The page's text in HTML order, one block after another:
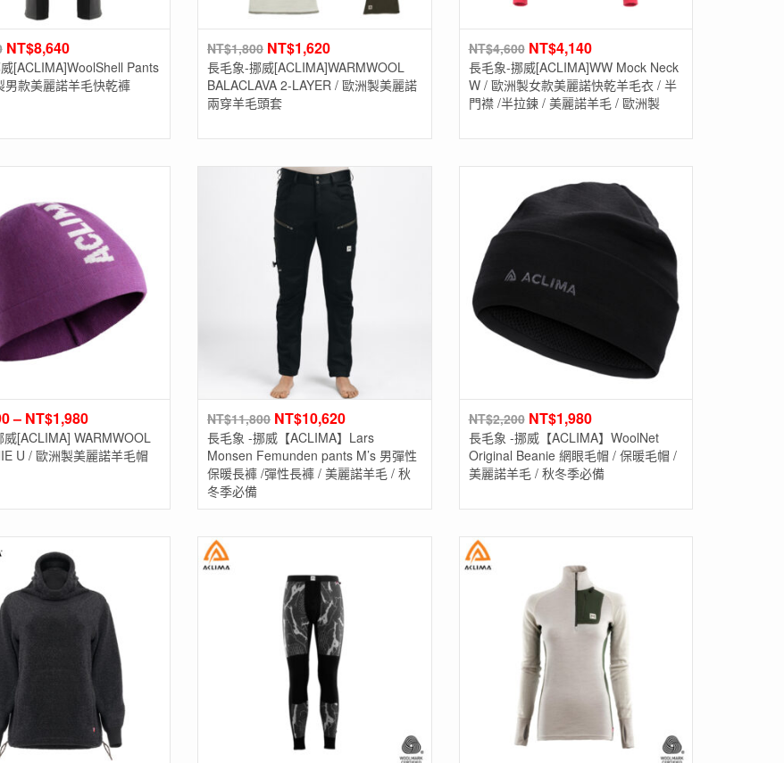
NT$8,640
[ACLIMA]WoolShell Pants
男款美麗諾羊毛快乾褲
NT$1,800 NT$1,620
長毛象-挪威[ACLIMA]WARMWOOL
BALACLAVA 2-LAYER / 歐洲製美麗諾
兩穿羊毛頭套
NT$4,600 NT$4,140
長毛象-挪威[ACLIMA]WW Mock Neck
W / 歐洲製女款美麗諾快乾羊毛衣 / 半
門襟 /半拉鍊 / 美麗諾羊毛 / 歐洲製
– NT$1,980
[ACLIMA] WARMWOOL
U / 歐洲製美麗諾羊毛帽
NT$11,800 NT$10,620
長毛象 -挪威【ACLIMA】Lars
Monsen Femunden pants M’s 男彈性
保暖長褲 /彈性長褲 / 美麗諾羊毛 / 秋
冬季必備
NT$2,200 NT$1,980
長毛象 -挪威【ACLIMA】WoolNet
Original Beanie 網眼毛帽 / 保暖毛帽 /
美麗諾羊毛 / 秋冬季必備